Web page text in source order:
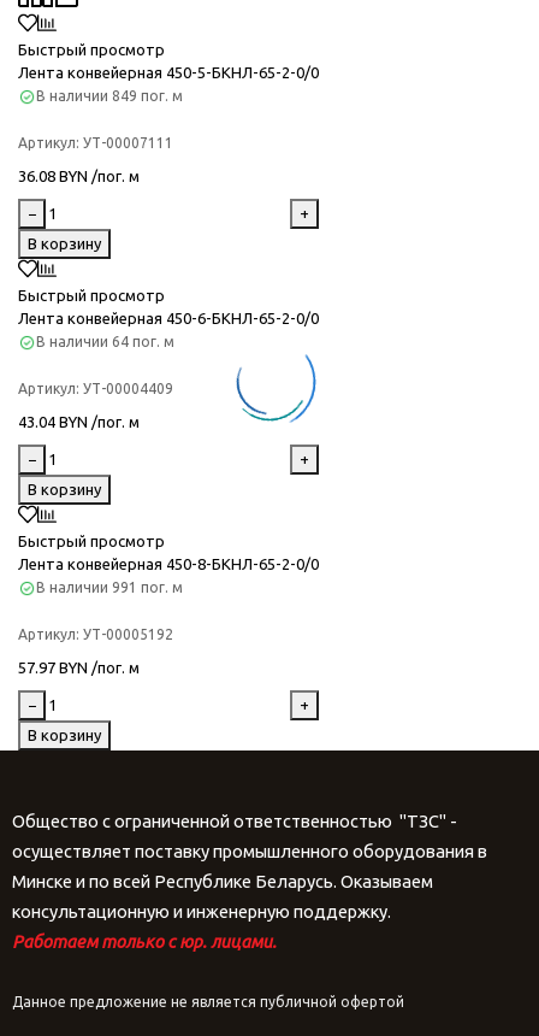
Быстрый просмотр
Лента конвейерная 450-5-БКНЛ-65-2-0/0
В наличии 849 пог. м
Артикул: УТ-00007111
36.08 BYN /пог. м
−
+
В корзину
Быстрый просмотр
Лента конвейерная 450-6-БКНЛ-65-2-0/0
В наличии 64 пог. м
Артикул: УТ-00004409
43.04 BYN /пог. м
−
+
В корзину
Быстрый просмотр
Лента конвейерная 450-8-БКНЛ-65-2-0/0
В наличии 991 пог. м
Артикул: УТ-00005192
57.97 BYN /пог. м
−
+
В корзину
Общество с ограниченной ответственностью "ТЗС" -
осуществляет поставку промышленного оборудования в
Минске и по всей Республике Беларусь. Оказываем
консультационную и инженерную поддержку.
Работаем только с юр. лицами.
Данное предложение не является публичной офертой